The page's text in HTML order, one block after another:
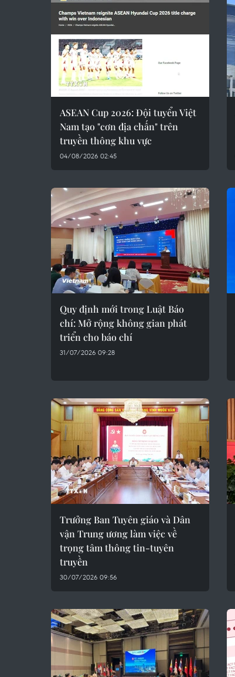
ASEAN Cup 2026: Đội tuyển Việt
Nam tạo "cơn địa chấn" trên
truyền thông khu vực
04/08/2026 02:45
Quy định mới trong Luật Báo
chí: Mở rộng không gian phát
triển cho báo chí
31/07/2026 09:28
Trưởng Ban Tuyên giáo và Dân
vận Trung ương làm việc về
trọng tâm thông tin-tuyên
truyền
30/07/2026 09:56